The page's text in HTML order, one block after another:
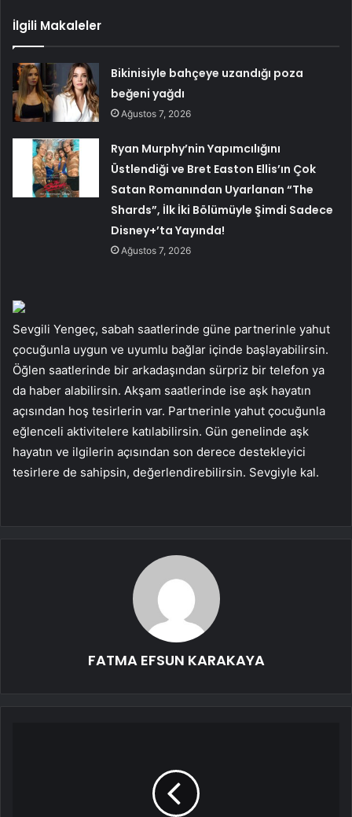
İlgili Makaleler
Bikinisiyle bahçeye uzandığı poza
beğeni yağdı
Ağustos 7, 2026
Ryan Murphy’nin Yapımcılığını
Üstlendiği ve Bret Easton Ellis’ın Çok
Satan Romanından Uyarlanan “The
Shards”, İlk İki Bölümüyle Şimdi Sadece
Disney+’ta Yayında!
Ağustos 7, 2026
Sevgili Yengeç, sabah saatlerinde güne partnerinle yahut
çocuğunla uygun ve uyumlu bağlar içinde başlayabilirsin.
Öğlen saatlerinde bir arkadaşından sürpriz bir telefon ya
da haber alabilirsin. Akşam saatlerinde ise aşk hayatın
açısından hoş tesirlerin var. Partnerinle yahut çocuğunla
eğlenceli aktivitelere katılabilirsin. Gün genelinde aşk
hayatın ve ilgilerin açısından son derece destekleyici
tesirlere de sahipsin, değerlendirebilirsin. Sevgiyle kal.
FATMA EFSUN KARAKAYA